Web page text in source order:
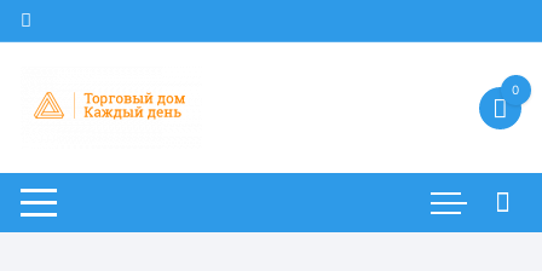
Перейти
к
0